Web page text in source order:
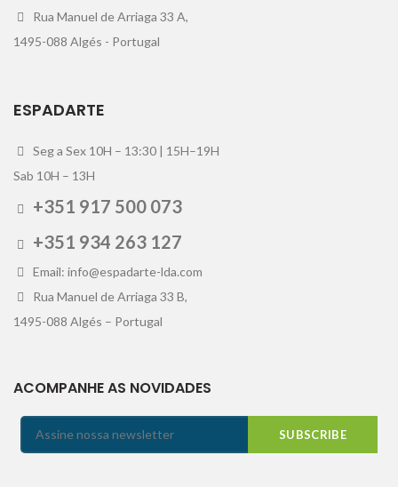
Rua Manuel de Arriaga 33 A,
1495-088 Algés - Portugal
ESPADARTE
Seg a Sex 10H – 13:30 | 15H–19H
Sab 10H – 13H
+351 917 500 073
+351 934 263 127
Email: info@espadarte-lda.com
Rua Manuel de Arriaga 33 B,
1495-088 Algés – Portugal
ACOMPANHE AS NOVIDADES